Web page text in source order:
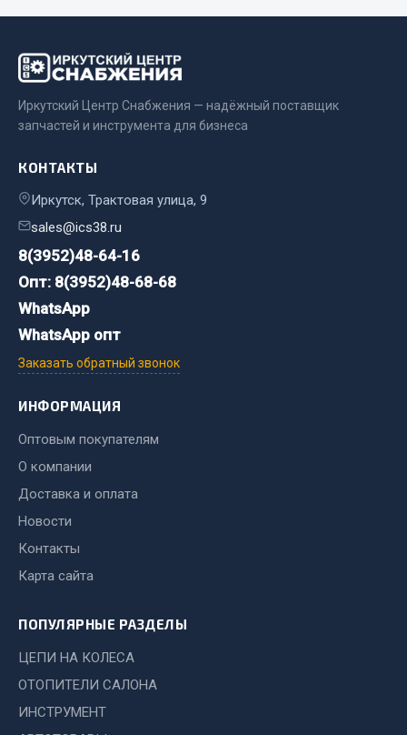
Автолампы
Блоки реле и предохранителей
Вилки нагрузочные
Выключатели кнопочные
Выключатель массы
Изолента
Показать ещё
Весь раздел
Амортизаторы для полуприцепов
Весь раздел
Запчасти КамАЗ
Система выпуска газа
Сцепление
Коробка передач
Коробка передач ZF
Иркутский Центр Снабжения — надёжный поставщик
запчастей и инструмента для бизнеса
КОНТАКТЫ
Иркутск, Трактовая улица, 9
sales@ics38.ru
8(3952)48-64-16
Опт: 8(3952)48-68-68
WhatsApp
WhatsApp опт
Заказать обратный звонок
ИНФОРМАЦИЯ
Оптовым покупателям
О компании
Доставка и оплата
Новости
Контакты
Карта сайта
ПОПУЛЯРНЫЕ РАЗДЕЛЫ
ЦЕПИ НА КОЛЕСА
ОТОПИТЕЛИ САЛОНА
ИНСТРУМЕНТ